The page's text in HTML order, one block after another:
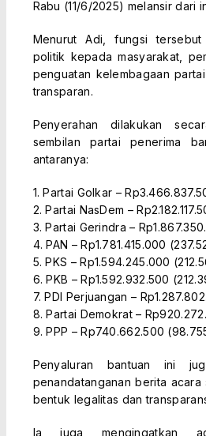
Rabu (11/6/2025) melansir dari
Menurut Adi, fungsi tersebut
politik kepada masyarakat,
penguatan kelembagaan
transparan.
Penyerahan dilakukan
sembilan partai penerima
antaranya:
1. Partai Golkar –
2. Partai NasDem –
3. Partai Gerindra –
4. PAN – Rp1.781.415.000
5. PKS – Rp1.594.245.000
6. PKB – Rp1.592.932.500
7. PDI Perjuangan –
8. Partai Demokrat –
9. PPP – Rp740.662.500
Penyaluran bantuan ini
penandatanganan berita acara
bentuk legalitas dan
Ia juga mengingatkan